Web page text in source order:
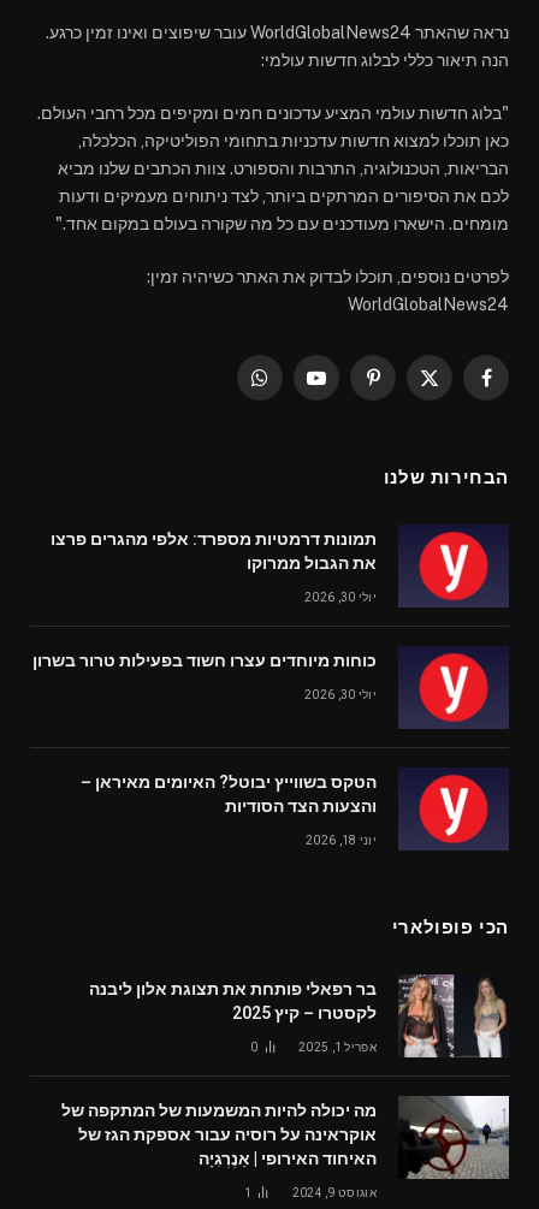
נראה שהאתר WorldGlobalNews24 עובר שיפוצים ואינו זמין כרגע.
הנה תיאור כללי לבלוג חדשות עולמי:
"בלוג חדשות עולמי המציע עדכונים חמים ומקיפים מכל רחבי העולם.
כאן תוכלו למצוא חדשות עדכניות בתחומי הפוליטיקה, הכלכלה,
הבריאות, הטכנולוגיה, התרבות והספורט. צוות הכתבים שלנו מביא
לכם את הסיפורים המרתקים ביותר, לצד ניתוחים מעמיקים ודעות
מומחים. הישארו מעודכנים עם כל מה שקורה בעולם במקום אחד."
לפרטים נוספים, תוכלו לבדוק את האתר כשיהיה זמין:
WorldGlobalNews24
Facebook
X
Pinterest
YouTube
WhatsApp
הבחירות שלנו
תמונות דרמטיות מספרד: אלפי מהגרים פרצו
את הגבול ממרוקו
יולי 30, 2026
כוחות מיוחדים עצרו חשוד בפעילות טרור בשרון
יולי 30, 2026
הטקס בשווייץ יבוטל? האיומים מאיראן –
והצעות הצד הסודיות
יוני 18, 2026
הכי פופולארי
בר רפאלי פותחת את תצוגת אלון ליבנה
לקסטרו – קיץ 2025
אפריל 1, 2025 0
מה יכולה להיות המשמעות של המתקפה של
אוקראינה על רוסיה עבור אספקת הגז של
האיחוד האירופי | אֵנֶרְגִיָה
אוגוסט 9, 2024 1